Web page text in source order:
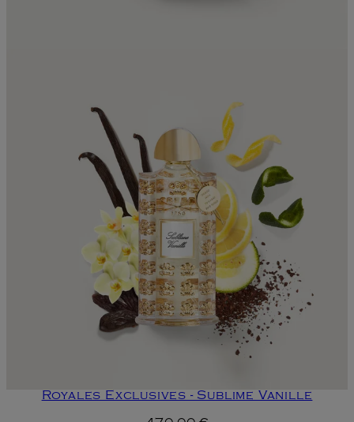
Royales Exclusives - Sublime Vanille